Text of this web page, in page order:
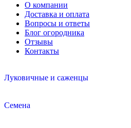
О компании
Доставка и оплата
Вопросы и ответы
Блог огородника
Отзывы
Контакты
Луковичные и саженцы
Семена